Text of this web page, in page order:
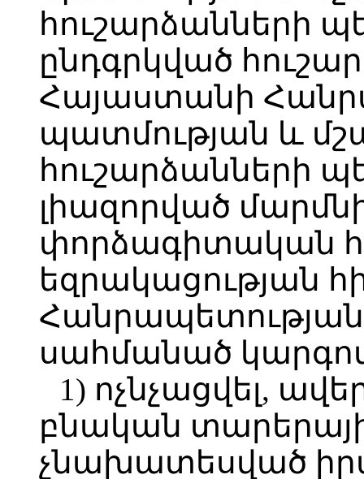
հուշարձանների
ընդգրկված
Հայաստանի
պատմության և
հուշարձանների
լիազորված
փորձագիտական
եզրակացության
սահմանած
1) ոչնչացվել,
բնական
չնախատեսված